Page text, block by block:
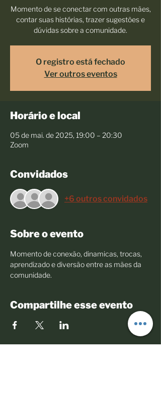
Momento de se conectar com outras mães,
contar suas histórias, trazer sugestões e
dúvidas sobre a comunidade.
O registro está fechado
Ver outros eventos
Horário e local
05 de mai. de 2025, 19:00 – 20:30
Zoom
Convidados
+6 outros convidados
Sobre o evento
Momento de conexão, dinamicas, trocas,
aprendizado e diversão entre as mães da
comunidade.
Compartilhe esse evento